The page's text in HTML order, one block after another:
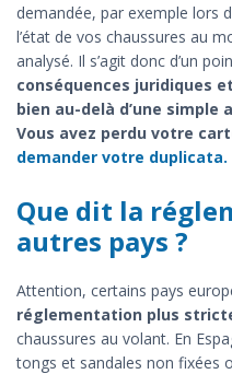
demandée, par exemple lors
l’état de vos chaussures au
analysé. Il s’agit donc d’un
conséquences juridiques
bien au-delà d’une simple
Vous avez perdu votre
demander votre duplicata.
Que dit la
autres pays ?
Attention, certains pays
réglementation plus
chaussures au volant. En
tongs et sandales non fixées